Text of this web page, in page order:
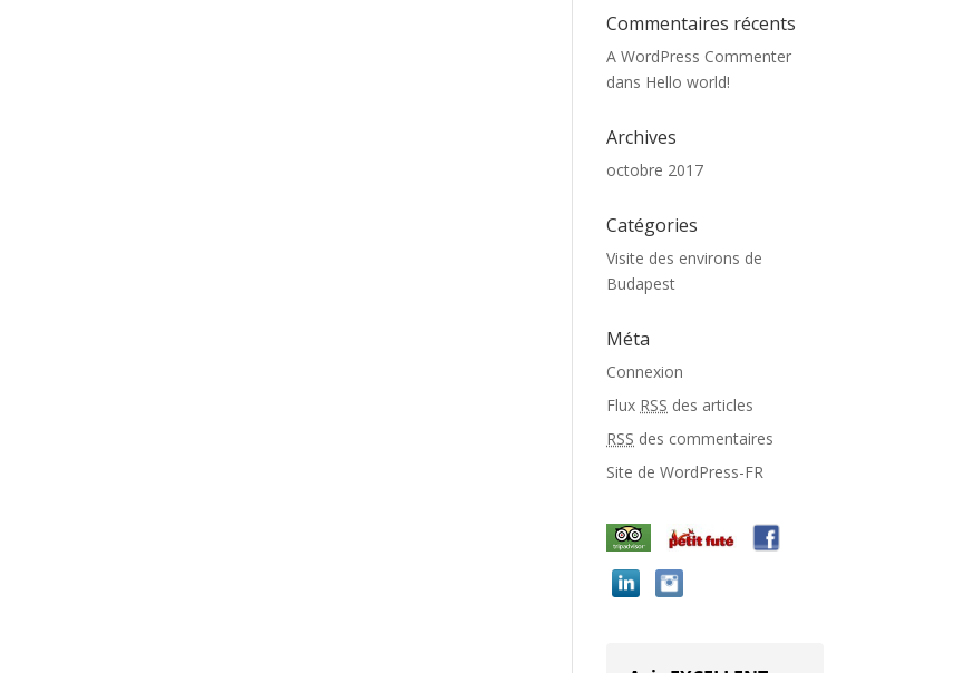
Commentaires récents
A WordPress Commenter
dans Hello world!
Archives
octobre 2017
Catégories
Visite des environs de
Budapest
Méta
Connexion
Flux RSS des articles
RSS des commentaires
Site de WordPress-FR